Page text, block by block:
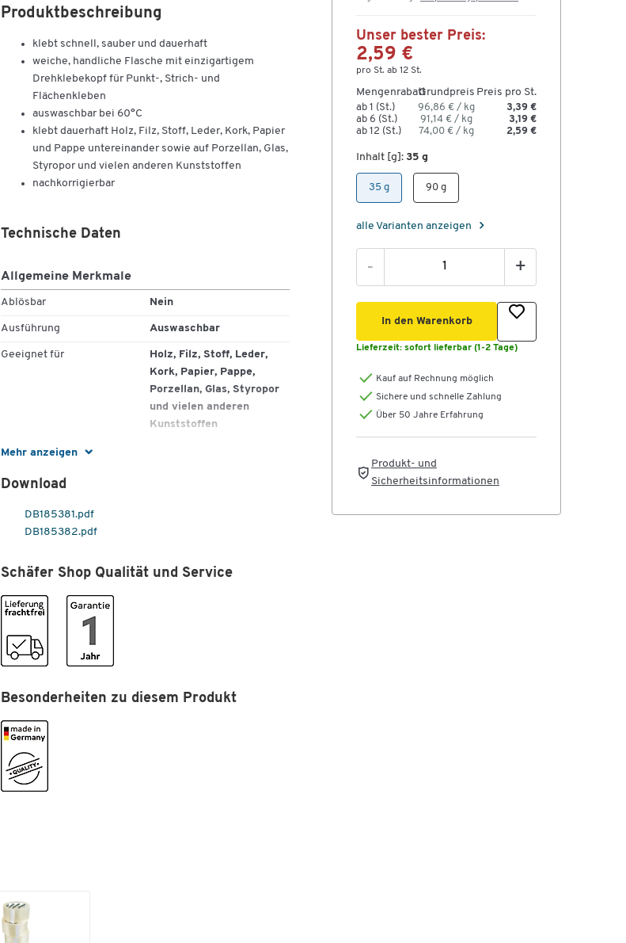
Produktbeschreibung
klebt schnell, sauber und dauerhaft
weiche, handliche Flasche mit einzigartigem
Drehklebekopf für Punkt-, Strich- und
Flächenkleben
auswaschbar bei 60°C
klebt dauerhaft Holz, Filz, Stoff, Leder, Kork, Papier
und Pappe untereinander sowie auf Porzellan, Glas,
Styropor und vielen anderen Kunststoffen
nachkorrigierbar
Mehr anzeigen
Technische Daten
Allgemeine Merkmale
Ablösbar Nein
Ausführung Auswaschbar
Geeignet für
Holz, Filz, Stoff, Leder,
Kork, Papier, Pappe,
Porzellan, Glas, Styropor
und vielen anderen
Kunststoffen
Gewicht [g]
Inhalt [g]
Download
DB185381.pdf
DB185382.pdf
Schäfer Shop Qualität und Service
Besonderheiten zu diesem Produkt
Unser bester Preis:
2,59 €
pro St. ab 12 St.
MengenrabattGrundpreis Preis pro St.
ab 1 (St.) 96,86 € / kg
3,39 €
ab 6 (St.)
91,14 € / kg
3,19 €
ab 12 (St.)
74,00 € / kg 2,59 €
Inhalt [g]: 35 g
35 g 90 g
alle Varianten anzeigen
- +
In den Warenkorb
Lieferzeit: sofort lieferbar (1-2 Tage)
Kauf auf Rechnung möglich
Sichere und schnelle Zahlung
Über 50 Jahre Erfahrung
Produkt- und
Sicherheitsinformationen